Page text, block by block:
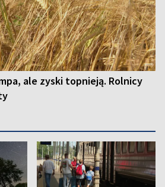
ale zyski topnieją. Rolnicy